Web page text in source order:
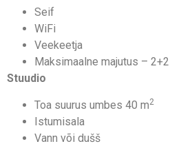
Seif
WiFi
Veekeetja
Maksimaalne majutus – 2+2
Stuudio
Toa suurus umbes 40 m2
Istumisala
Vann või dušš